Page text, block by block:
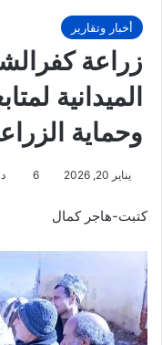
أخبار وتقارير
زراعة
الميدانية
وحماية
يناير 20, 2026 6
كتبت-هاجر كمال